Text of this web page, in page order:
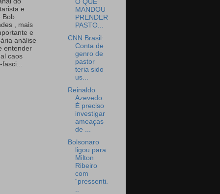
e
Bob
, mais
e
análise
entender
caos
O QUE
MANDOU
PRENDER
PASTO...
CNN Brasil:
Conta de
genro de
pastor
teria sido
us...
Reinaldo
Azevedo:
É preciso
investigar
ameaças
de ...
Bolsonaro
ligou para
Milton
Ribeiro
com
“pressenti.
..